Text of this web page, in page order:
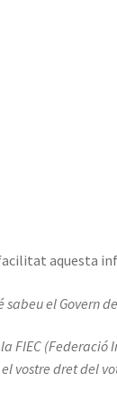
facilitat aquesta
sabeu el Govern
FIEC
vostre dret del